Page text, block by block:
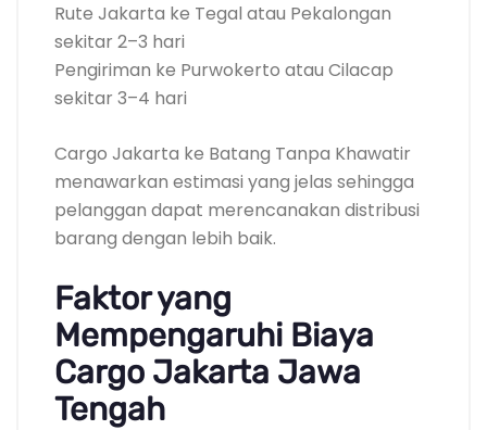
Rute Jakarta ke Tegal atau Pekalongan
sekitar 2–3 hari
Pengiriman ke Purwokerto atau Cilacap
sekitar 3–4 hari
Cargo Jakarta ke Batang Tanpa Khawatir
menawarkan estimasi yang jelas sehingga
pelanggan dapat merencanakan distribusi
barang dengan lebih baik.
Faktor yang
Mempengaruhi Biaya
Cargo Jakarta Jawa
Tengah